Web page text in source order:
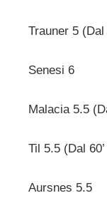
Trauner 5 (Dal
Senesi 6
Malacia 5.5
Til 5.5 (Dal
Aursnes 5.5